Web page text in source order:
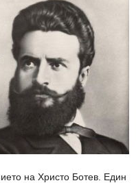
на Христо Ботев. Един